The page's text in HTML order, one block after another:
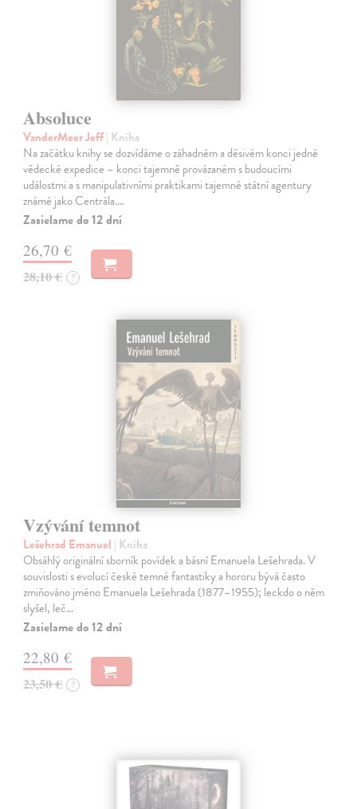
Absoluce
VanderMeer Jeff| Kniha
Na začátku knihy se dozvídáme o záhadném a děsivém konci jedné
vědecké expedice – konci tajemně provázaném s budoucími
událostmi a s manipulativními praktikami tajemné státní agentury
známé jako Centrála.…
Zasielame do 12 dní
26,70 €
28,10 € ?
Vzývání temnot
Lešehrad Emanuel | Kniha
Obsáhlý originální sborník povídek a básní Emanuela Lešehrada. V
souvislosti s evolucí české temné fantastiky a hororu bývá často
zmiňováno jméno Emanuela Lešehrada (1877–1955); leckdo o něm
slyšel, leč…
Zasielame do 12 dní
22,80 €
23,50 € ?